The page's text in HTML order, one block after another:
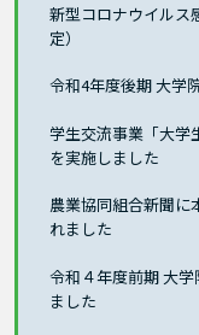
新型コロナウイルス
定）
令和4年度後期 大学
学生交流事業「大学
を実施しました
農業協同組合新聞に
れました
令和４年度前期 大
ました